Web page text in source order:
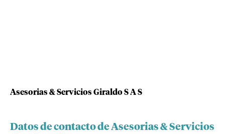
Asesorias & Servicios Giraldo S A S
Datos de contacto de Asesorias & Servicios